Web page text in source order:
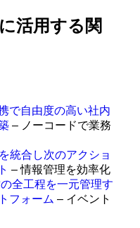
活用する関
で自由度の高い社内
– ノーコードで業務
統合し次のアクショ
– 情報管理を効率化
全工程を一元管理す
フォーム – イベント